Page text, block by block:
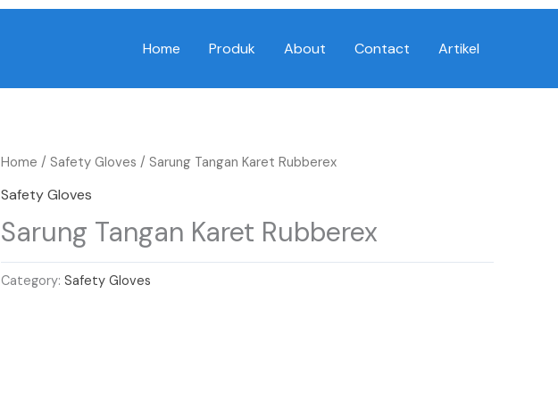
Home Produk About Contact Artikel
Home / Safety Gloves / Sarung Tangan Karet Rubberex
Safety Gloves
Sarung Tangan Karet Rubberex
Category: Safety Gloves